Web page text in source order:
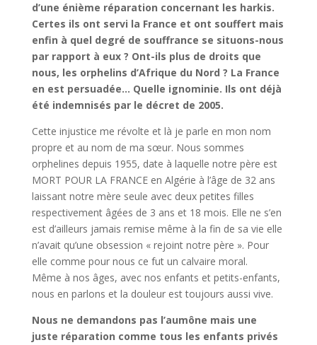
d’une énième réparation concernant les harkis.
Certes ils ont servi la France et ont souffert mais
enfin à quel degré de souffrance se situons-nous
par rapport à eux ? Ont-ils plus de droits que
nous, les orphelins d’Afrique du Nord ? La France
en est persuadée… Quelle ignominie. Ils ont déjà
été indemnisés par le décret de 2005.
Cette injustice me révolte et là je parle en mon nom
propre et au nom de ma sœur. Nous sommes
orphelines depuis 1955, date à laquelle notre père est
MORT POUR LA FRANCE en Algérie à l’âge de 32 ans
laissant notre mère seule avec deux petites filles
respectivement âgées de 3 ans et 18 mois. Elle ne s’en
est d’ailleurs jamais remise même à la fin de sa vie elle
n’avait qu’une obsession « rejoint notre père ». Pour
elle comme pour nous ce fut un calvaire moral.
Même à nos âges, avec nos enfants et petits-enfants,
nous en parlons et la douleur est toujours aussi vive.
Nous ne demandons pas l’aumône mais une
juste réparation comme tous les enfants privés